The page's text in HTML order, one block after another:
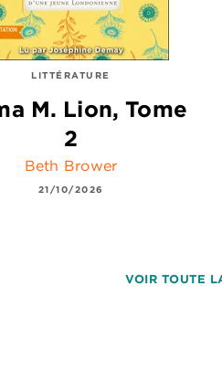
LITTÉRATURE
M. Lion, Tome
2
Beth Brower
21/10/2026
VOIR TOUTE